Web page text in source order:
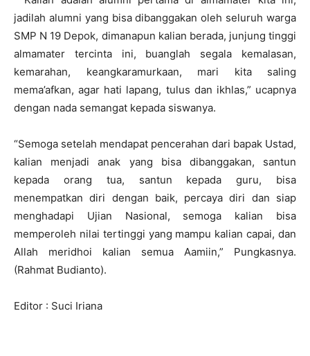
jadilah alumni yang bisa dibanggakan oleh seluruh warga
SMP N 19 Depok, dimanapun kalian berada, junjung tinggi
almamater tercinta ini, buanglah segala kemalasan,
kemarahan, keangkaramurkaan, mari kita saling
mema’afkan, agar hati lapang, tulus dan ikhlas,” ucapnya
dengan nada semangat kepada siswanya.
“Semoga setelah mendapat pencerahan dari bapak Ustad,
kalian menjadi anak yang bisa dibanggakan, santun
kepada orang tua, santun kepada guru, bisa
menempatkan diri dengan baik, percaya diri dan siap
menghadapi Ujian Nasional, semoga kalian bisa
memperoleh nilai tertinggi yang mampu kalian capai, dan
Allah meridhoi kalian semua Aamiin,” Pungkasnya.
(Rahmat Budianto).
Editor : Suci Iriana